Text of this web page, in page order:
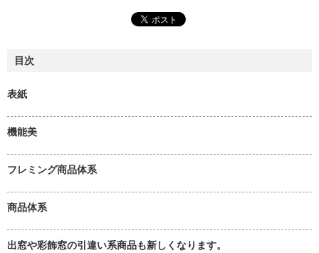
目次
表紙
機能美
フレミング商品体系
商品体系
出窓や彩飾窓の引違い系商品も新しくなります。